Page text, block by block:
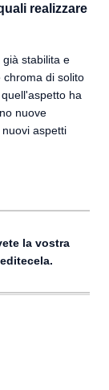
realizzare
stabilita e
chroma di solito
ha
nuove
aspetti
la vostra